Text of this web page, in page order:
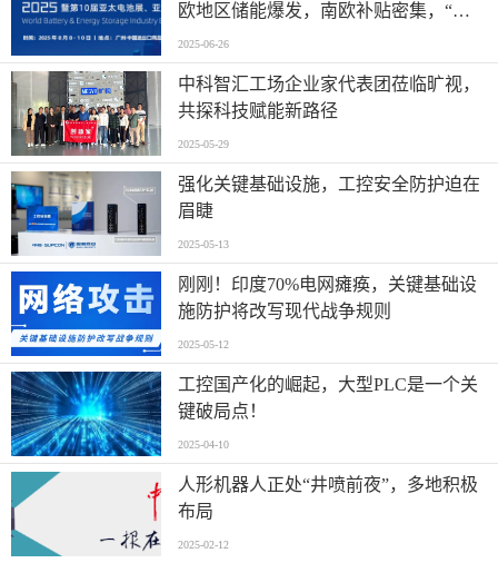
欧地区储能爆发，南欧补贴密集，“削
光补储”模式迅速扩张
2025-06-26
中科智汇工场企业家代表团莅临旷视，
共探科技赋能新路径
2025-05-29
强化关键基础设施，工控安全防护迫在
眉睫
2025-05-13
刚刚！印度70%电网瘫痪，关键基础设
施防护将改写现代战争规则
2025-05-12
工控国产化的崛起，大型PLC是一个关
键破局点！
2025-04-10
人形机器人正处“井喷前夜”，多地积极
布局
2025-02-12